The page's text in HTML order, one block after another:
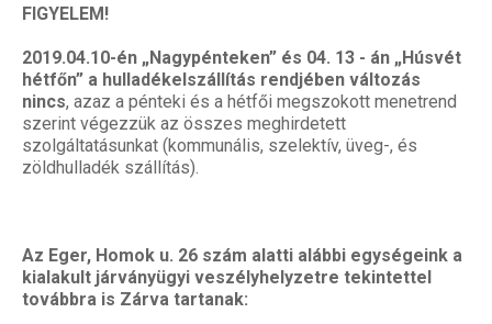
FIGYELEM!
2019.04.10-én „Nagypénteken” és 04. 13 - án „Húsvét
hétfőn” a hulladékelszállítás rendjében változás
nincs, azaz a pénteki és a hétfői megszokott menetrend
szerint végezzük az összes meghirdetett
szolgáltatásunkat (kommunális, szelektív, üveg-, és
zöldhulladék szállítás).
Az Eger, Homok u. 26 szám alatti alábbi egységeink a
kialakult járványügyi veszélyhelyzetre tekintettel
továbbra is Zárva tartanak: